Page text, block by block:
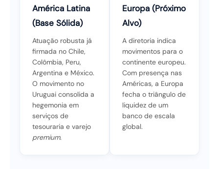
América Latina
(Base Sólida)
Atuação robusta já
firmada no Chile,
Colômbia, Peru,
Argentina e México.
O movimento no
Uruguai consolida a
hegemonia em
serviços de
tesouraria e varejo
premium.
Europa (Próximo
Alvo)
A diretoria indica
movimentos para o
continente europeu.
Com presença nas
Américas, a Europa
fecha o triângulo de
liquidez de um
banco de escala
global.